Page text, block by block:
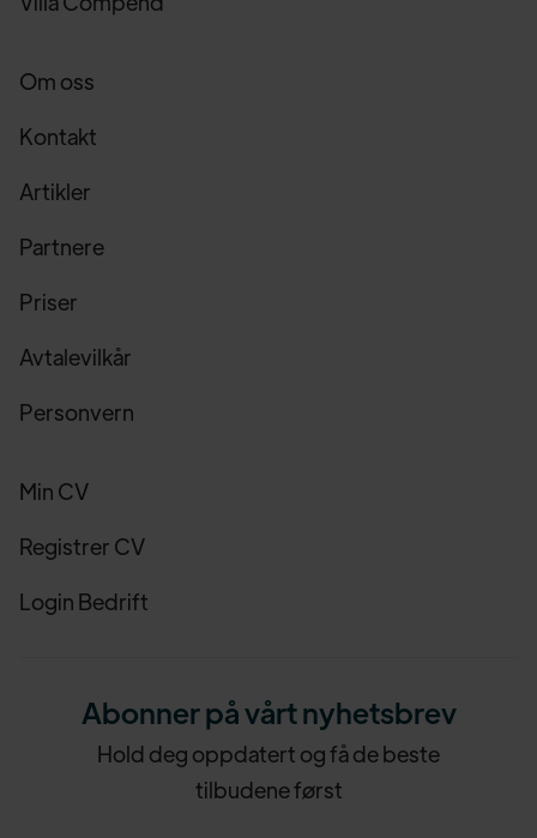
Om oss
Kontakt
Artikler
Partnere
Priser
Avtalevilkår
Personvern
Min CV
Registrer CV
Login Bedrift
Abonner på vårt nyhetsbrev
Hold deg oppdatert og få de beste
tilbudene først